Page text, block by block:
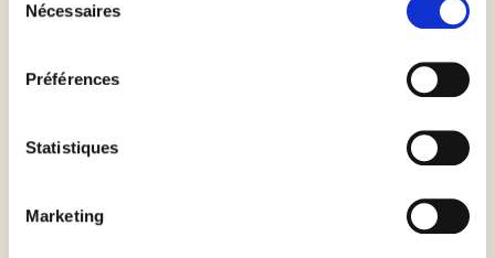
Nécessaires
Préférences
Statistiques
Marketing
continuellement avec un fouet jusqu'à
sortir la casserole du feu et incorporer le beurre.
Verser le citron-gingembre sur le fond de tarte cuit